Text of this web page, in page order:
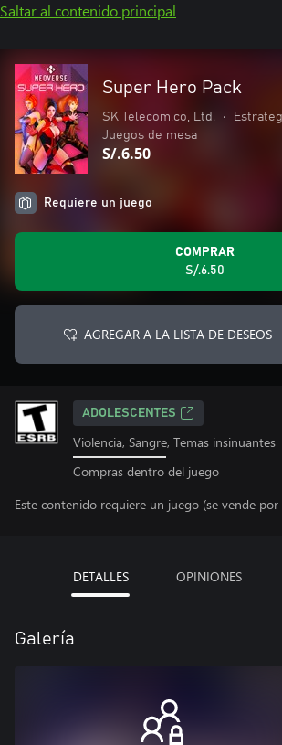
Saltar al contenido principal
Super Hero Pack
SK Telecom.co, Ltd. •
Juegos de mesa
S/.6.50
Requiere un juego
COMPRAR
S/.6.50
AGREGAR A LA LISTA DE DESEOS
ADOLESCENTES
Violencia, Sangre, Temas insinuantes
Compras dentro del juego
Este contenido requiere un juego (se vende por
DETALLES OPINIONES
Galería